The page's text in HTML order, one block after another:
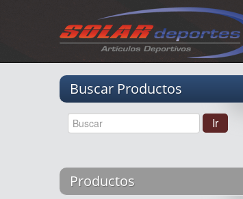
Buscar Productos
Productos